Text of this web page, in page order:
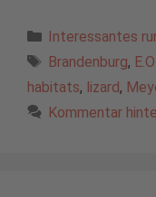
Kategorien
Interessantes
Schlagwörter
Brandenburg,
habitats, lizard,
Kommentar